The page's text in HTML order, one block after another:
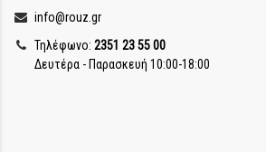
info@rouz.gr
Τηλέφωνο: 2351 23 55 00
Δευτέρα - Παρασκευή 10:00-18:00